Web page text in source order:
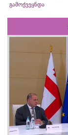
გამოქვეყნდა